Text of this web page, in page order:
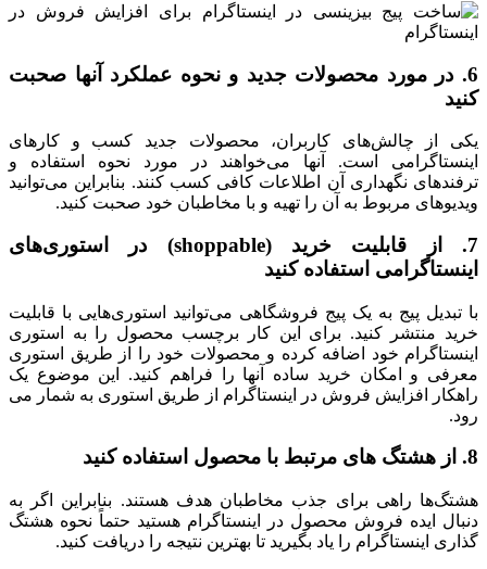
6. در مورد محصولات جدید و نحوه عملکرد آنها صحبت
کنید
یکی از چالش‌های کاربران، محصولات جدید کسب ‌و کارهای
اینستاگرامی است. آنها می‌خواهند در مورد نحوه استفاده و
ترفندهای نگهداری آن اطلاعات کافی کسب کنند. بنابراین می‌توانید
ویدیوهای مربوط به آن را تهیه و با مخاطبان خود صحبت کنید.
7. از قابلیت خرید (shoppable) در استوری‌های
اینستاگرامی استفاده کنید
با تبدیل پیج به یک پیج فروشگاهی می‌توانید استوری‌هایی با قابلیت
خرید منتشر کنید. برای این کار برچسب محصول را به استوری
اینستاگرام خود اضافه کرده و محصولات خود را از طریق استوری
معرفی و امکان خرید ساده آنها را فراهم کنید. این موضوع یک
راهکار افزایش فروش در اینستاگرام از طریق استوری به شمار می
رود.
8. از هشتگ های مرتبط با محصول استفاده کنید
هشتگ‌ها راهی برای جذب مخاطبان هدف هستند. بنابراین اگر به
دنبال ایده فروش محصول در اینستاگرام هستید حتماً نحوه هشتگ
‌گذاری اینستاگرام را یاد بگیرید تا بهترین نتیجه را دریافت کنید.